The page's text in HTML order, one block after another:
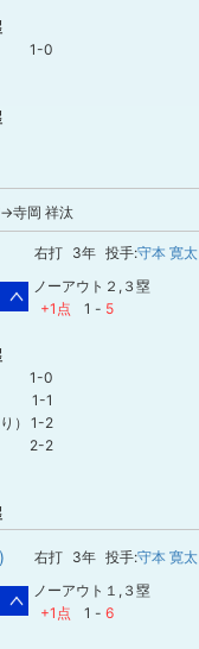
1-0
→寺岡 祥汰
右打 3年 投手:守本 寛太
ノーアウト２,３塁
+1点
1 - 5
1-0
1-1
） 1-2
2-2
右打 3年 投手:守本 寛太
ノーアウト１,３塁
+1点
1 - 6